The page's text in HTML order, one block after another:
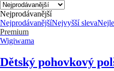
Nejprodávanější
NejprodávanějšíNejvyšší sleva
Premium
Wigiwama
Dětský pohovkový